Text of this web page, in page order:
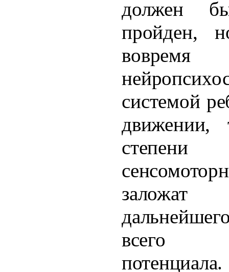
должен
системой
движении,
всего